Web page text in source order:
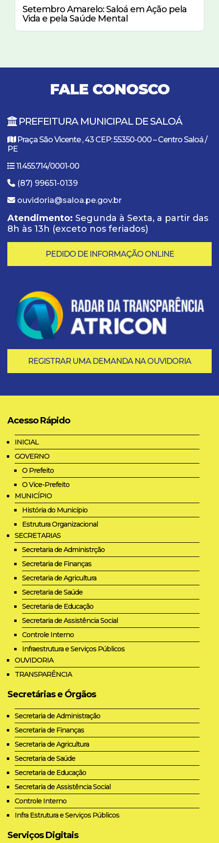
Setembro Amarelo: Saloá em Ação pela
Vida e pela Saúde Mental
FALE CONOSCO
PREFEITURA MUNICIPAL DE SALOÁ
Praça São Vicente , 43 CEP: 55350-000 – Centro Saloá /
PE
11.455.714/0001-00
(87) 99651-0139
ouvidoria@saloa.pe.gov.br
Atendimento: Segunda à Sexta, a partir das
8h às 13h (exceto nos feriados)
PEDIDO DE INFORMAÇÃO ONLINE
REGISTRAR UMA DEMANDA NA OUVIDORIA
Acesso Rápido
INICIAL
GOVERNO
O Prefeito
O Vice-Prefeito
MUNICÍPIO
História do Município
Estrutura Organizacional
SECRETARIAS
Secretaria de Administrção
Secretaria de Finanças
Secretaria de Agricultura
Secretaria de Saúde
Secretaria de Educação
Secretaria de Assistência Social
Controle Interno
Infraestrutura e Serviços Públicos
OUVIDORIA
TRANSPARÊNCIA
Secretárias e Órgãos
Secretaria de Administração
Secretaria de Finanças
Secretaria de Agricultura
Secretaria de Saúde
Secretaria de Educação
Secretaria de Assistência Social
Controle Interno
Infra Estrutura e Serviços Públicos
Serviços Digitais